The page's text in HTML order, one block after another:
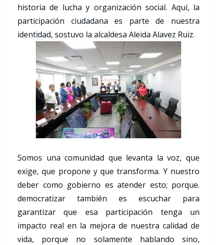
historia de lucha y organización social. Aquí, la
participación ciudadana es parte de nuestra
identidad, sostuvo la alcaldesa Aleida Alavez Ruiz.
Somos una comunidad que levanta la voz, que
exige, que propone y que transforma. Y nuestro
deber como gobierno es atender esto; porque.
democratizar también es escuchar para
garantizar que esa participación tenga un
impacto real en la mejora de nuestra calidad de
vida, porque no solamente hablando sino,